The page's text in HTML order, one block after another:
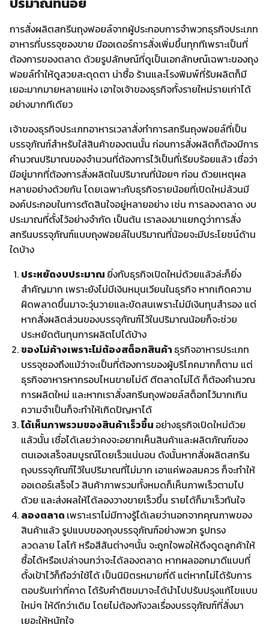
การสั่งผลิตสกรีนถุงฟอยล์จากผู้ประกอบการจำพวกธุรกิจประเภท
อาหารที่บรรจุซองขาย มีออเดอร์การสั่งเพิ่มขึ้นทุกทีเพราะเป็นที่
ต้องการของตลาด ด้วยรูปลักษณ์ที่ดูเป็นเอกลักษณ์เฉพาะของถุง
ฟอยล์ทำให้ดูสวยสะดุดตา น่าซื้อ ร้านและโรงพิมพ์ที่รับผลิตก็มี
เยอะมากมายหลายแห่ง เอาใจเจ้าของธุรกิจทั้งรายใหม่รายเก่าได้
อย่างมากทีเดียว
เจ้าของธุรกิจประเภทอาหารเวลาสั่งทำการสกรีนถุงฟอยล์ที่เป็น
บรรจุภัณฑ์สำหรับใส่สินค้าของตนนั้น ก่อนการสั่งผลิตก็ต้องมีการ
คำนวณปริมาณของจำนวนที่ต้องการไว้เป็นที่เรียบร้อยแล้ว เชื่อว่า
มีอยู่มากที่ต้องการสั่งผลิตในปริมาณที่น้อยๆ ก่อน ด้วยเหตุผล
หลายอย่างด้วยกัน โดยเฉพาะกับธุรกิจรายน้อยที่เปิดใหม่ล้วนมี
องค์ประกอบในการตัดสินใจอยู่หลายอย่าง เช่น การลองตลาด งบ
ประมาณที่ตั้งไว้อย่างจำกัด เป็นต้น เราลองมาแยกดูว่าการสั่ง
สกรีนบรรจุภัณฑ์แบบถุงฟอยล์ในปริมาณที่น้อยจะมีประโยชน์ด้าน
ใดบ้าง
ประหยัดงบประมาณ ยิ่งกับธุรกิจเปิดใหม่ด้วยแล้วล่ะก็ยิ่ง
สำคัญมาก เพราะยังไม่มีเงินหมุนเวียนในธุรกิจ หากเกิดความ
ผิดพลาดขึ้นมาจะวุ่นวายและขัดสนเพราะไม่มีเงินทุนสำรอง แต่
หากสั่งผลิตส่วนของบรรจุภัณฑ์ไว้ในปริมาณน้อยก็จะช่วย
ประหยัดต้นทุนการผลิตไปได้บ้าง
ของไม่ค้างเพราะไม่ต้องสต็อกสินค้า ธุรกิจอาหารประเภท
บรรจุซองถึงแม้ว่าจะเป็นที่ต้องการของผู้บริโภคมากก็ตาม แต่
ธุรกิจอาหารหากรอบไหนขายไม่ดี ตีตลาดไม่ได้ ก็ต้องคำนวณ
การผลิตใหม่ และหากเราสั่งสกรีนถุงฟอยล์สต็อกไว้มากเกิน
ความจำเป็นก็จะทำให้เกิดปัญหาได้
ได้เห็นภาพรวมของสินค้าเร็วขึ้น อย่างธุรกิจเปิดใหม่ด้วย
แล้วนั้น เชื่อได้เลยว่าคงจะอยากเห็นสินค้าและผลิตภัณฑ์ของ
ตนเองเสร็จสมบูรณ์โดยเร็วแน่นอน ดังนั้นหากสั่งผลิตสกรีน
ถุงบรรจุภัณฑ์ไว้ในปริมาณที่ไม่มาก เอาแค่พอสมควร ก็จะทำให้
ออเดอร์เสร็จไว สินค้าภาพรวมทั้งหมดก็เห็นภาพเร็วตามไป
ด้วย และส่งผลให้ได้ลองวางขายเร็วขึ้น รายได้ก็มาเร็วทันใจ
ลองตลาด เพราะเราไม่มีทางรู้ได้เลยว่านอกจากคุณภาพของ
สินค้าแล้ว รูปแบบของถุงบรรจุภัณฑ์อย่างพวก รูปทรง
ลวดลาย โลโก้ หรือสีสันต่างๆนั้น จะถูกใจพอให้ดึงดูดลูกค้าให้
ซื้อได้หรือเปล่าจนกว่าจะได้ลองตลาด หากผลออกมาดีแบบที่
ตั้งเป้าไว้ก็ถือว่าใช้ได้ เป็นนิมิตรหมายที่ดี แต่หากไม่ได้รับการ
ตอบรับเท่าที่คาด ได้รับคำติชมมาจะได้นำไปปรับปรุงแก้ไขแบบ
ใหม่ๆ ให้ดีกว่าเดิม โดยไม่ต้องกังวลเรื่องบรรจุภัณฑ์ที่สั่งมา
เยอะให้หนักใจ